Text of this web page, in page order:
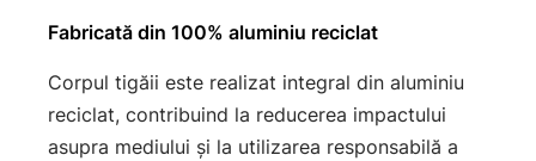
Fabricată din 100% aluminiu reciclat
Corpul tigăii este realizat integral din aluminiu
reciclat, contribuind la reducerea impactului
asupra mediului și la utilizarea responsabilă a